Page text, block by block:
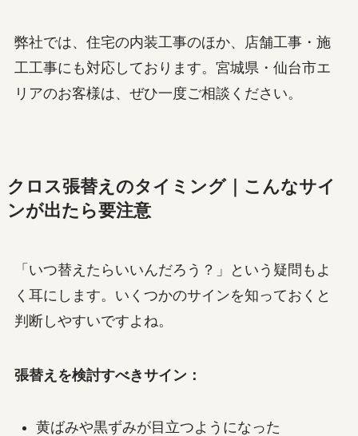
弊社では、住宅の内装工事のほか、店舗工事・施
工工事にも対応しております。宮城県・仙台市エ
リアのお客様は、ぜひ一度ご相談ください。
クロス張替えのタイミング｜こんなサイ
ンが出たら要注意
「いつ替えたらいいんだろう？」という疑問もよ
く耳にします。いくつかのサインを知っておくと
判断しやすいですよね。
張替えを検討すべきサイン：
黄ばみや黒ずみが目立つようになった